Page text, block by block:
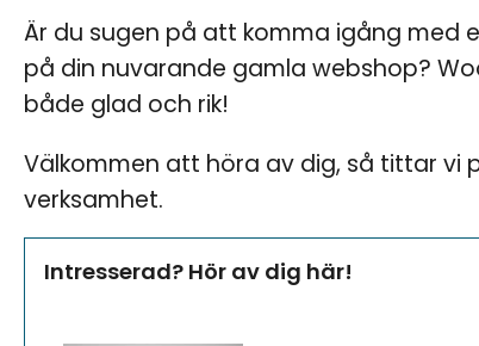
Är du sugen på att komma igång med
på din nuvarande gamla webshop?
både glad och rik!
Välkommen att höra av dig, så tittar vi
verksamhet.
Intresserad? Hör av dig här!